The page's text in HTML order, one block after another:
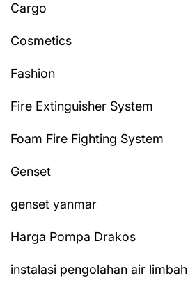
Cargo
Cosmetics
Fashion
Fire Extinguisher System
Foam Fire Fighting System
Genset
genset yanmar
Harga Pompa Drakos
instalasi pengolahan air limbah